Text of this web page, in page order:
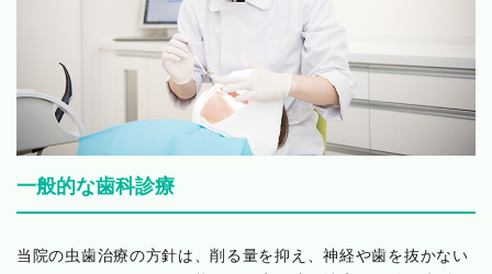
一般的な歯科診療
当院の虫歯治療の方針は、削る量を抑え、神経や歯を抜かない